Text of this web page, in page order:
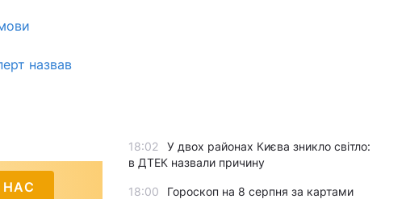
назвав
НАС
18:02
У двох районах Києва зникло світло:
в ДТЕК назвали причину
18:00
Гороскоп на 8 серпня за картами